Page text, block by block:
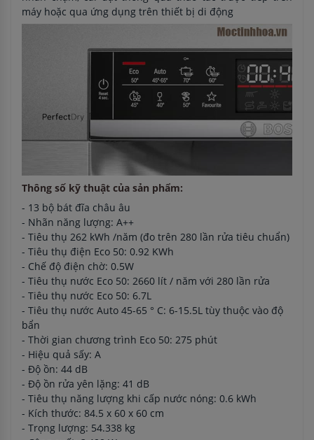
máy hoặc qua ứng dụng trên thiết bị di động
Thông số kỹ thuật của sản phẩm:
- 13 bộ bát đĩa châu âu
- Nhãn năng lượng: A++
- Tiêu thụ 262 kWh /năm (đo trên 280 lần rửa tiêu chuẩn)
- Tiêu thụ điện Eco 50: 0.92 KWh
- Chế độ điện chờ: 0.5W
- Tiêu thụ nước Eco 50: 2660 lít / năm với 280 lần rửa
- Tiêu thụ nước Eco 50: 6.7L
- Tiêu thụ nước Auto 45-65 ° C: 6-15.5L tùy thuộc vào độ
bẩn
- Thời gian chương trình Eco 50: 275 phút
- Hiệu quả sấy: A
- Độ ồn: 44 dB
- Độ ồn rửa yên lặng: 41 dB
- Tiêu thụ năng lượng khi cấp nước nóng: 0.6 kWh
- Kích thước: 84.5 x 60 x 60 cm
- Trọng lượng: 54.338 kg